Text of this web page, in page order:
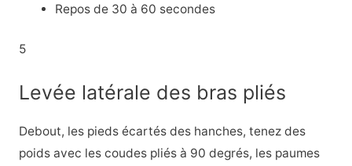
Repos de 30 à 60 secondes
5
Levée latérale des bras pliés
Debout, les pieds écartés des hanches, tenez des
poids avec les coudes pliés à 90 degrés, les paumes